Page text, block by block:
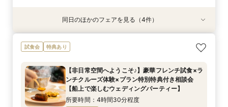
8/22(土)
【少人数での結婚式にオススメ！】じっくりご見
学×アットホームパーティー相談フェア
9:00〜
10:30〜
15:00〜
特典あり
8/22(土)
ここしかない★【船上で楽しむウェディングパー
ティー】豪華フレンチ試食×サンセットクルージ
所要時間：4時間30分程度
15:00〜
8/22(土)
【★土日限定★】ゆったり船内見学＆ウェディン
グクルーズ相談会
9:00〜
10:30〜
15:00〜
8/22(土)
【オンライン相談会】お手軽３Dウォークでご見
学♪運命の会場がここに・・★
10:30〜 13:00〜
同日のほかのフェアを見る（4件）
試食会 特典あり
【非日常空間へようこそ♪】豪華フレンチ試食×ラ
ンチクルーズ体験×プラン特別特典付き相談会
【船上で楽しむウェディングパーティー】
所要時間：4時間30分程度